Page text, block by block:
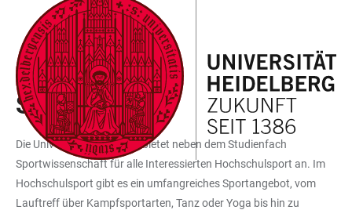
LINKS
ZUR
BARRIEREFREIHEIT
ZUM
HAUPTINHALT
HAUPTNAVIGATION
ÖFFNEN
WEBSEITENSUCHE
ÖFFNEN
INKLUSIVES STUDIEREN
SPORT
Die Universität Heidelberg bietet neben dem Studienfach
Sportwissenschaft für alle Interessierten Hochschulsport an. Im
Hochschulsport gibt es ein umfangreiches Sportangebot, vom
Lauftreff über Kampfsportarten, Tanz oder Yoga bis hin zu